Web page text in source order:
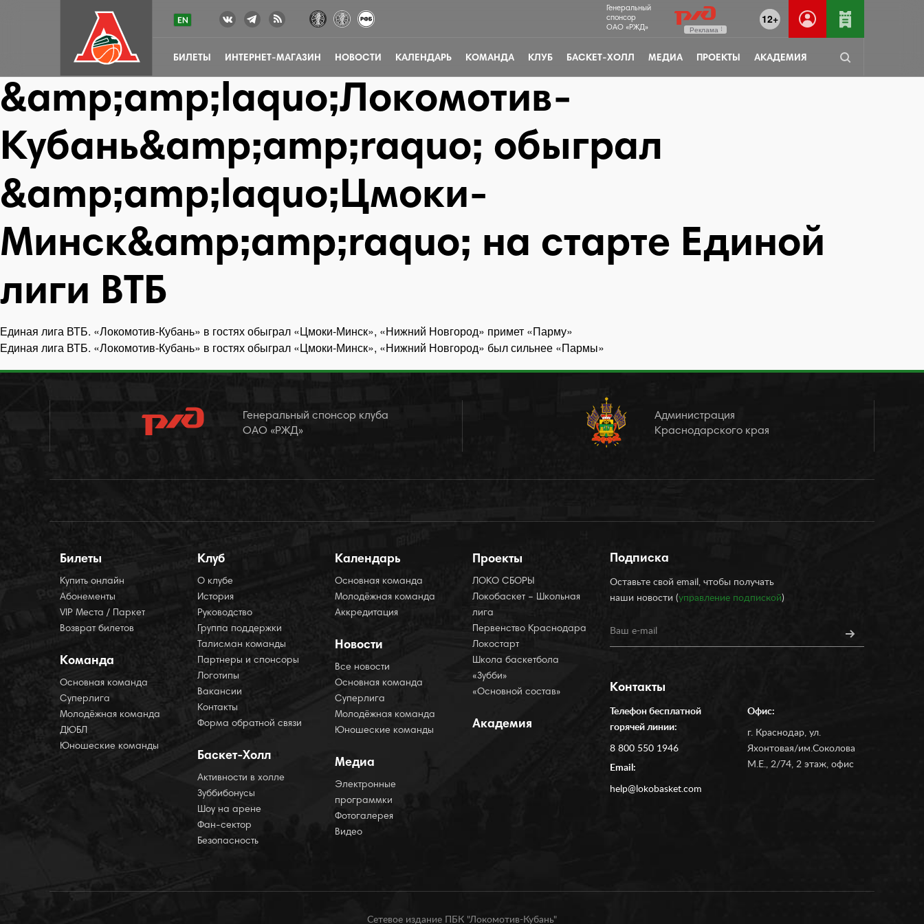
12+
Генеральный
спонсор
ОАО «РЖД»
Реклама
БИЛЕТЫ ИНТЕРНЕТ-МАГАЗИН НОВОСТИ КАЛЕНДАРЬ КОМАНДА КЛУБ БАСКЕТ-ХОЛЛ МЕДИА ПРОЕКТЫ АКАДЕМИЯ
&amp;amp;laquo;Локомотив-
Кубань&amp;amp;raquo; обыграл
&amp;amp;laquo;Цмоки-
Минск&amp;amp;raquo; на старте Единой
лиги ВТБ
Навигация
по
записям
Единая лига ВТБ. «Локомотив-Кубань» в гостях обыграл «Цмоки-Минск», «Нижний Новгород» примет «Парму»
Единая лига ВТБ. «Локомотив-Кубань» в гостях обыграл «Цмоки-Минск», «Нижний Новгород» был сильнее «Пармы»
Генеральный спонсор клуба
ОАО «РЖД»
Администрация
Краснодарского края
Билеты
Купить онлайн
Абонементы
VIP Места / Паркет
Возврат билетов
Команда
Основная команда
Суперлига
Молодёжная команда
ДЮБЛ
Юношеские команды
Клуб
О клубе
История
Руководство
Группа поддержки
Талисман команды
Партнеры и спонсоры
Логотипы
Вакансии
Контакты
Форма обратной связи
Баскет-Холл
Активности в холле
Зуббибонусы
Шоу на арене
Фан-сектор
Безопасность
Календарь
Основная команда
Молодёжная команда
Аккредитация
Новости
Все новости
Основная команда
Суперлига
Молодёжная команда
Юношеские команды
Медиа
Электронные
программки
Фотогалерея
Видео
Проекты
ЛОКО СБОРЫ
Локобаскет – Школьная
лига
Первенство Краснодара
Локостарт
Школа баскетбола
«Зубби»
«Основной состав»
Академия
Подписка
Оставьте свой email, чтобы получать
наши новости (управление подпиской)
Контакты
Телефон бесплатной
горячей линии:
8 800 550 1946
Email:
help@lokobasket.com
Офис:
г. Краснодар, ул.
Яхонтовая/им.Соколова
М.Е., 2/74, 2 этаж, офис
Сетевое издание ПБК "Локомотив-Кубань"